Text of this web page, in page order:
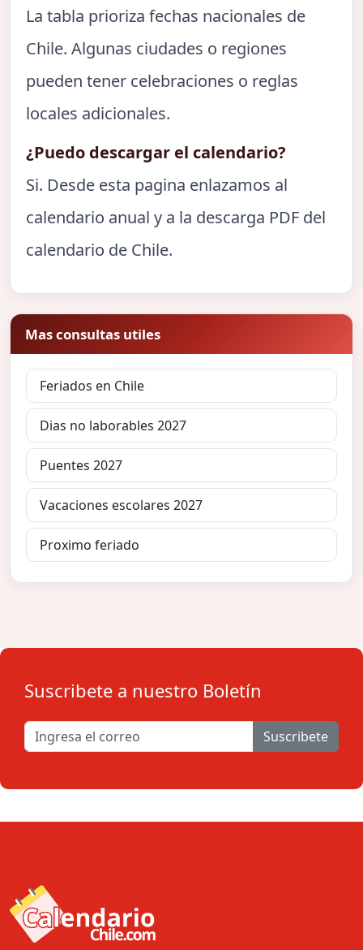
La tabla prioriza fechas nacionales de
Chile. Algunas ciudades o regiones
pueden tener celebraciones o reglas
locales adicionales.
¿Puedo descargar el calendario?
Si. Desde esta pagina enlazamos al
calendario anual y a la descarga PDF del
calendario de Chile.
Mas consultas utiles
Feriados en Chile
Dias no laborables 2027
Puentes 2027
Vacaciones escolares 2027
Proximo feriado
Suscribete a nuestro Boletín
Suscribete